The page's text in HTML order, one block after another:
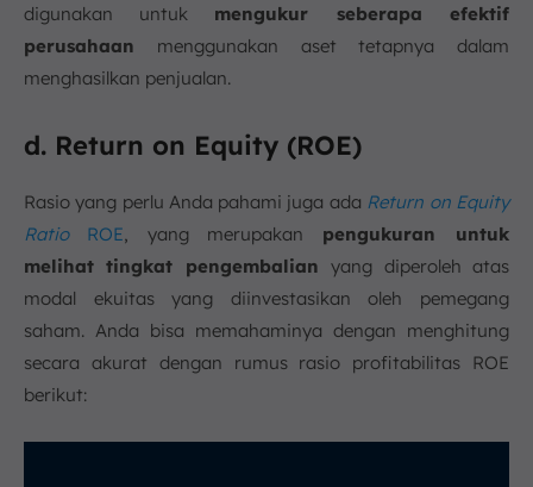
digunakan untuk mengukur seberapa efektif
perusahaan menggunakan aset tetapnya dalam
menghasilkan penjualan.
d. Return on Equity (ROE)
Rasio yang perlu Anda pahami juga ada Return on Equity
RatioROE , yang merupakan pengukuran untuk
melihat tingkat pengembalian yang diperoleh atas
modal ekuitas yang diinvestasikan oleh pemegang
saham. Anda bisa memahaminya dengan menghitung
secara akurat dengan rumus rasio profitabilitas ROE
berikut: